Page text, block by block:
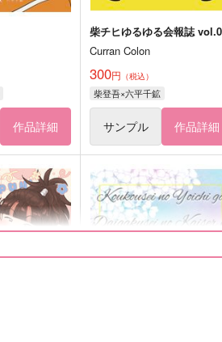
作品詳細
柴チヒゆるゆる会報誌
Curran Colon
300円 （税込）
柴登吾×六平千鉱
サンプル 作品詳細